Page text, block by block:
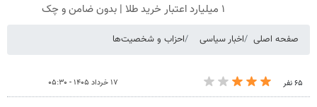
۱ میلیارد اعتبار خرید طلا | بدون ضامن و چک
صفحه اصلی اخبار سیاسی احزاب و شخصیت‌ها
۶۵ نفر ۱۷ خرداد ۱۴۰۵ - ۰۵:۳۰